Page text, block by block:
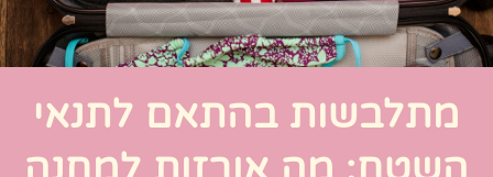
מתלבשות בהתאם לתנאי